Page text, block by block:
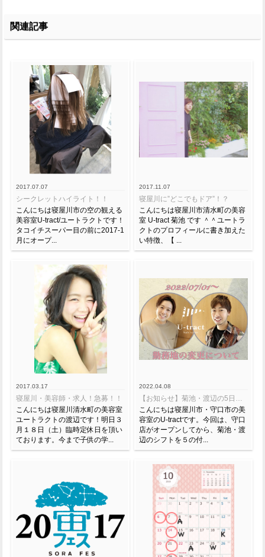
関連記事
2017.07.07
シークレットハイライト！！
こんにちは寝屋川市の空の観える
美容室U-tract/ユートラクトです！
タコイチスーパー目の前に2017-1
月にオープ...
2017.11.07
寝屋川に”どこでもドア”！？
こんにちは寝屋川市清水町の美容
室 U-tract 菊池 です ＾＾ユートラ
クトのプロフィールに書き加えた
い特徴、【 ...
2017.03.17
寝屋川・美容師・求人！急募！！
こんにちは寝屋川清水町の美容室
ユートラクトの渡辺です！明日３
月１８日（土）臨時定休日を頂い
ております。今まで子供の学...
2022.04.08
【お知らせ】菊池・渡辺の5日飛び営業に変更あり
こんにちは寝屋川市・守口市の美
容室のU-tractです。今回は、守口
店がオープンしてから、菊池・渡
辺のシフトを５の付...